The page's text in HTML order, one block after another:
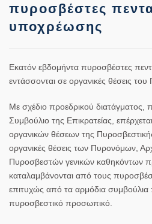
πυροσβέστες
υποχρέωσης
Εκατόν εβδομήντα πυροσβέστες
εντάσσονται σε οργανικές θέσεις
Με σχέδιο προεδρικού διατάγματος,
Συμβούλιο της Επικρατείας,
οργανικών θέσεων της
οργανικές θέσεις των Πυρονόμων,
Πυροσβεστών γενικών καθηκόντων
καταλαμβάνονται από τους
επιτυχώς από τα αρμόδια συμβούλια
πυροσβεστικό προσωπικό.